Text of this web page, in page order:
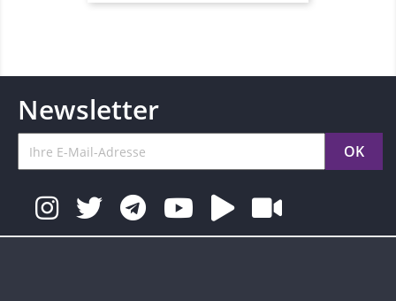
Newsletter